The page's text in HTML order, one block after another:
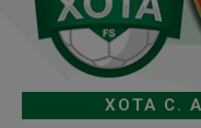
XOTA C.